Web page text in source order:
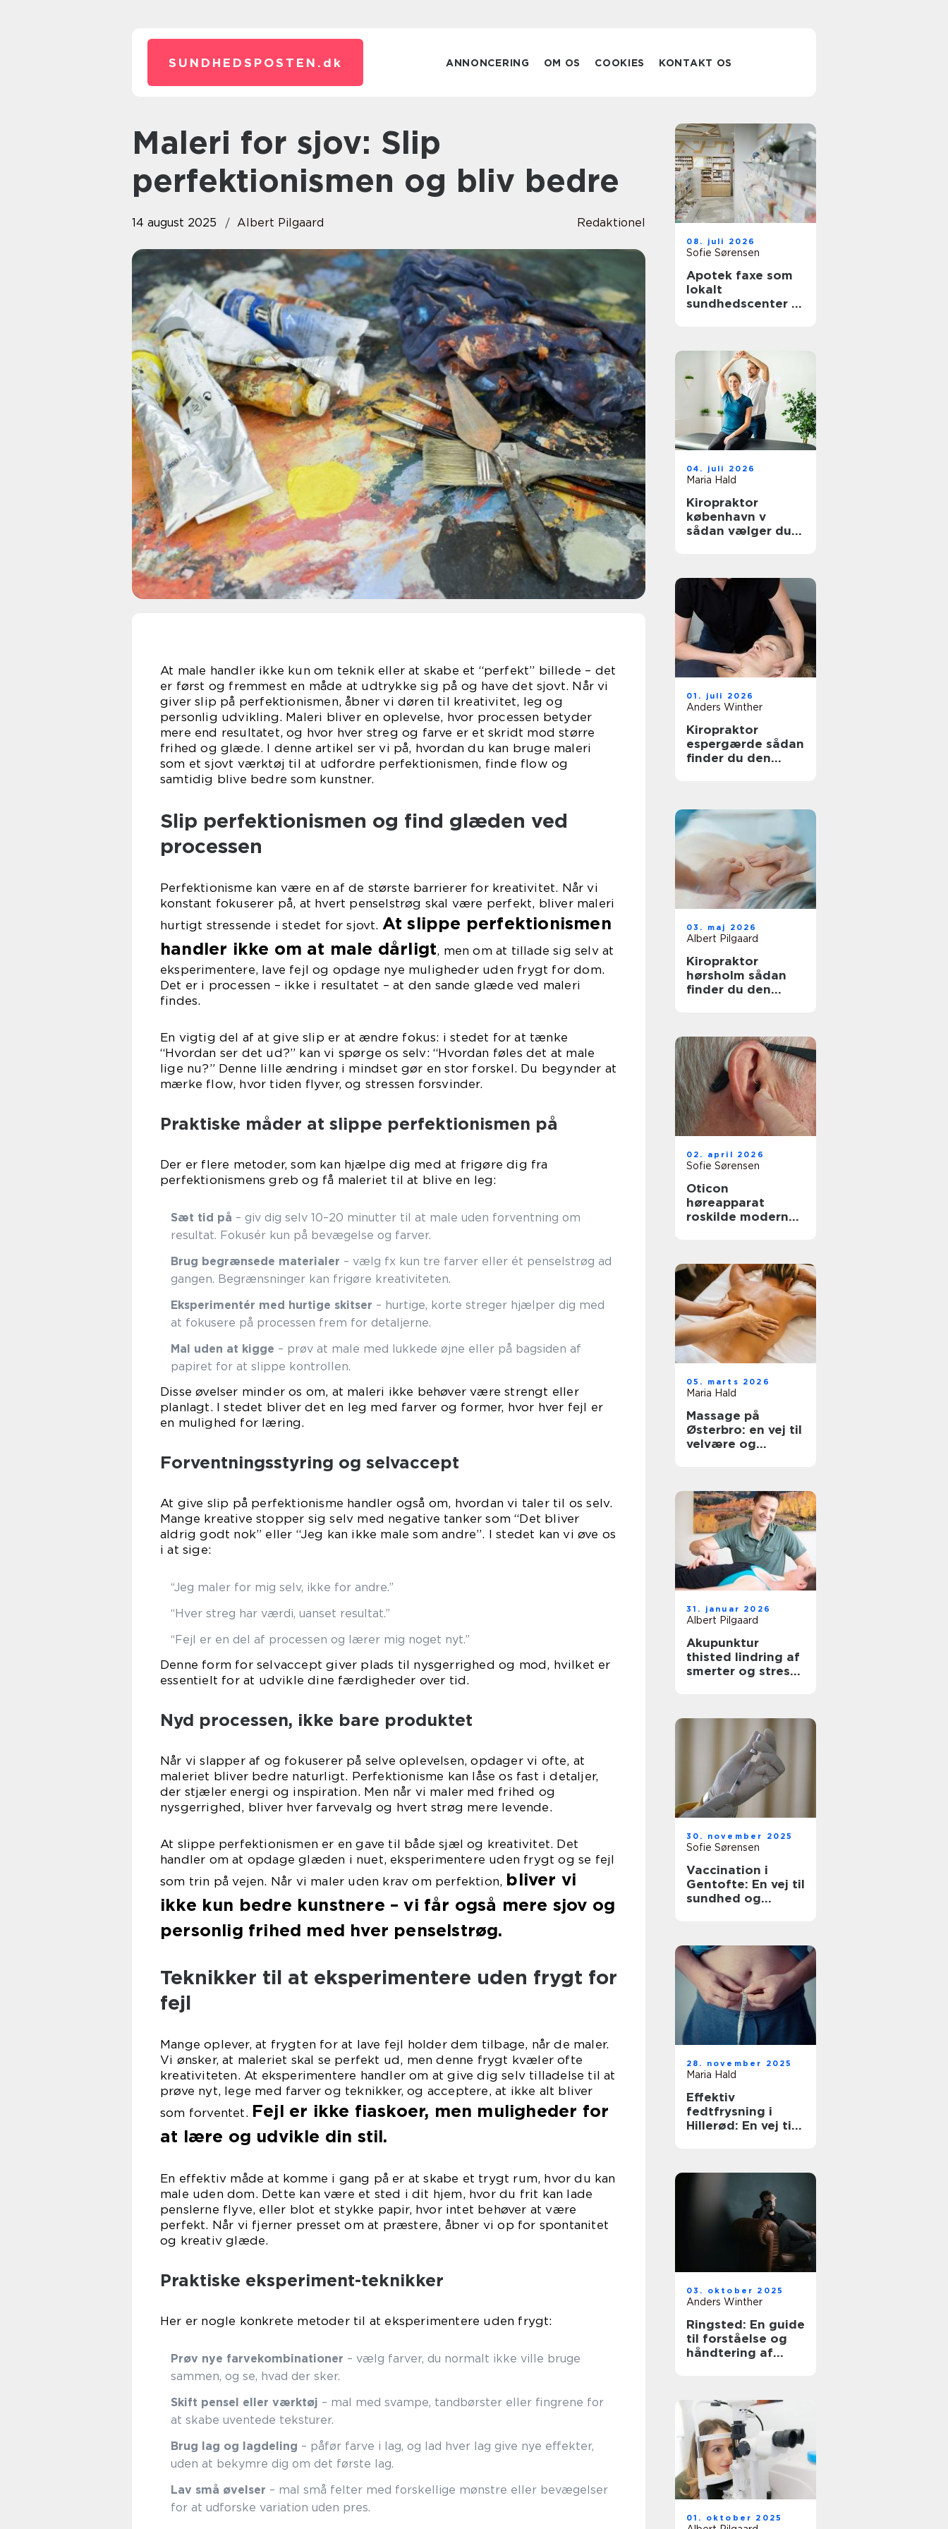
SUNDHEDSPOSTEN. dk ANNONCERING OM OS COOKIES KONTAKT OS
Maleri for sjov: Slip
perfektionismen og bliv bedre
14 august 2025 Albert Pilgaard Redaktionel
At male handler ikke kun om teknik eller at skabe et “perfekt” billede – det
er først og fremmest en måde at udtrykke sig på og have det sjovt. Når vi
giver slip på perfektionismen, åbner vi døren til kreativitet, leg og
personlig udvikling. Maleri bliver en oplevelse, hvor processen betyder
mere end resultatet, og hvor hver streg og farve er et skridt mod større
frihed og glæde. I denne artikel ser vi på, hvordan du kan bruge maleri
som et sjovt værktøj til at udfordre perfektionismen, finde flow og
samtidig blive bedre som kunstner.
Slip perfektionismen og find glæden ved
processen
Perfektionisme kan være en af de største barrierer for kreativitet. Når vi
konstant fokuserer på, at hvert penselstrøg skal være perfekt, bliver maleri
hurtigt stressende i stedet for sjovt. At slippe perfektionismen
handler ikke om at male dårligt, men om at tillade sig selv at
eksperimentere, lave fejl og opdage nye muligheder uden frygt for dom.
Det er i processen – ikke i resultatet – at den sande glæde ved maleri
findes.
En vigtig del af at give slip er at ændre fokus: i stedet for at tænke
“Hvordan ser det ud?” kan vi spørge os selv: “Hvordan føles det at male
lige nu?” Denne lille ændring i mindset gør en stor forskel. Du begynder at
mærke flow, hvor tiden flyver, og stressen forsvinder.
Praktiske måder at slippe perfektionismen på
Der er flere metoder, som kan hjælpe dig med at frigøre dig fra
perfektionismens greb og få maleriet til at blive en leg:
Sæt tid på – giv dig selv 10–20 minutter til at male uden forventning om
resultat. Fokusér kun på bevægelse og farver.
Brug begrænsede materialer – vælg fx kun tre farver eller ét penselstrøg ad
gangen. Begrænsninger kan frigøre kreativiteten.
Eksperimentér med hurtige skitser – hurtige, korte streger hjælper dig med
at fokusere på processen frem for detaljerne.
Mal uden at kigge – prøv at male med lukkede øjne eller på bagsiden af
papiret for at slippe kontrollen.
Disse øvelser minder os om, at maleri ikke behøver være strengt eller
planlagt. I stedet bliver det en leg med farver og former, hvor hver fejl er
en mulighed for læring.
Forventningsstyring og selvaccept
At give slip på perfektionisme handler også om, hvordan vi taler til os selv.
Mange kreative stopper sig selv med negative tanker som “Det bliver
aldrig godt nok” eller “Jeg kan ikke male som andre”. I stedet kan vi øve os
i at sige:
“Jeg maler for mig selv, ikke for andre.”
“Hver streg har værdi, uanset resultat.”
“Fejl er en del af processen og lærer mig noget nyt.”
Denne form for selvaccept giver plads til nysgerrighed og mod, hvilket er
essentielt for at udvikle dine færdigheder over tid.
Nyd processen, ikke bare produktet
Når vi slapper af og fokuserer på selve oplevelsen, opdager vi ofte, at
maleriet bliver bedre naturligt. Perfektionisme kan låse os fast i detaljer,
der stjæler energi og inspiration. Men når vi maler med frihed og
nysgerrighed, bliver hver farvevalg og hvert strøg mere levende.
At slippe perfektionismen er en gave til både sjæl og kreativitet. Det
handler om at opdage glæden i nuet, eksperimentere uden frygt og se fejl
som trin på vejen. Når vi maler uden krav om perfektion, bliver vi
ikke kun bedre kunstnere – vi får også mere sjov og
personlig frihed med hver penselstrøg.
Teknikker til at eksperimentere uden frygt for
fejl
Mange oplever, at frygten for at lave fejl holder dem tilbage, når de maler.
Vi ønsker, at maleriet skal se perfekt ud, men denne frygt kvæler ofte
kreativiteten. At eksperimentere handler om at give dig selv tilladelse til at
prøve nyt, lege med farver og teknikker, og acceptere, at ikke alt bliver
som forventet. Fejl er ikke fiaskoer, men muligheder for
at lære og udvikle din stil.
En effektiv måde at komme i gang på er at skabe et trygt rum, hvor du kan
male uden dom. Dette kan være et sted i dit hjem, hvor du frit kan lade
penslerne flyve, eller blot et stykke papir, hvor intet behøver at være
perfekt. Når vi fjerner presset om at præstere, åbner vi op for spontanitet
og kreativ glæde.
Praktiske eksperiment-teknikker
Her er nogle konkrete metoder til at eksperimentere uden frygt:
Prøv nye farvekombinationer – vælg farver, du normalt ikke ville bruge
sammen, og se, hvad der sker.
Skift pensel eller værktøj – mal med svampe, tandbørster eller fingrene for
at skabe uventede teksturer.
Brug lag og lagdeling – påfør farve i lag, og lad hver lag give nye effekter,
uden at bekymre dig om det første lag.
Lav små øvelser – mal små felter med forskellige mønstre eller bevægelser
for at udforske variation uden pres.
08. juli 2026
Sofie Sørensen
Apotek faxe som
lokalt
sundhedscenter i
04. juli 2026
Maria Hald
Kiropraktor
københavn v
sådan vælger du
01. juli 2026
Anders Winther
Kiropraktor
espergærde sådan
finder du den
03. maj 2026
Albert Pilgaard
Kiropraktor
hørsholm sådan
finder du den
02. april 2026
Sofie Sørensen
Oticon
høreapparat
roskilde moderne
05. marts 2026
Maria Hald
Massage på
Østerbro: en vej til
velvære og
31. januar 2026
Albert Pilgaard
Akupunktur
thisted lindring af
smerter og stress
30. november 2025
Sofie Sørensen
Vaccination i
Gentofte: En vej til
sundhed og
28. november 2025
Maria Hald
Effektiv
fedtfrysning i
Hillerød: En vej til
03. oktober 2025
Anders Winther
Ringsted: En guide
til forståelse og
håndtering af
01. oktober 2025